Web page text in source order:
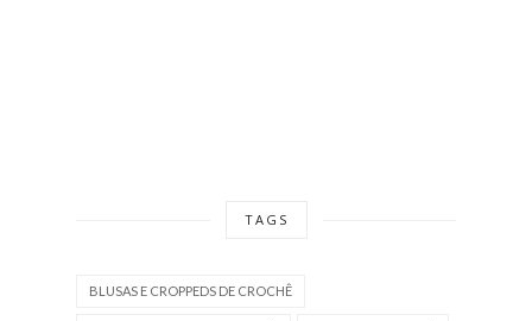
TAGS
BLUSAS E CROPPEDS DE CROCHÊ